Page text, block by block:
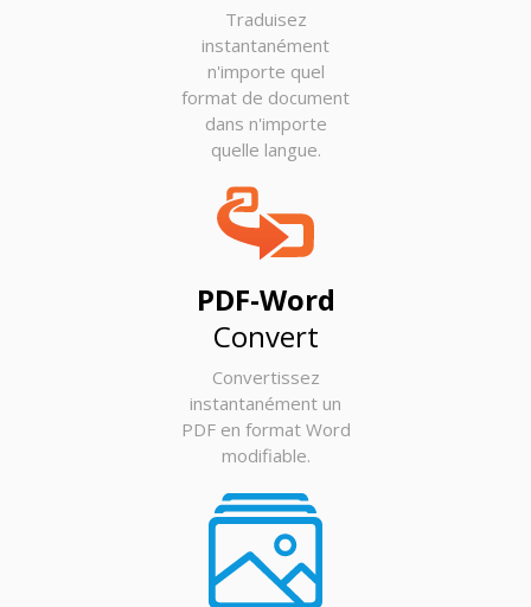
Traduisez
instantanément
n'importe quel
format de document
dans n'importe
quelle langue.
PDF-Word
Convert
Convertissez
instantanément un
PDF en format Word
modifiable.